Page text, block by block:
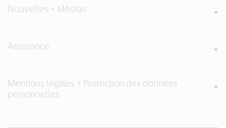
Nouvelles + Médias
Assistance
Mentions légales + Protection des données
personnelles